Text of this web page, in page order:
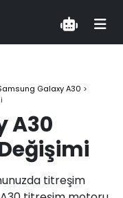
Galaxy A30 >
A30
titreşim